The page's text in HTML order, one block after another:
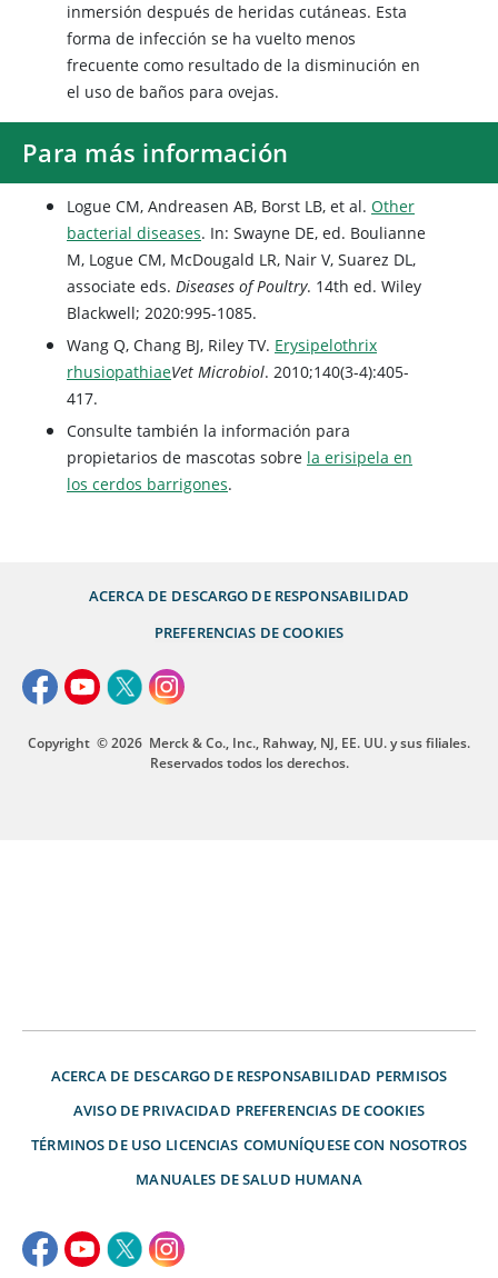
inmersión después de heridas cutáneas. Esta
forma de infección se ha vuelto menos
frecuente como resultado de la disminución en
el uso de baños para ovejas.
Para más información
Logue CM, Andreasen AB, Borst LB, et al. Other
bacterial diseases. In: Swayne DE, ed. Boulianne
M, Logue CM, McDougald LR, Nair V, Suarez DL,
associate eds. Diseases of Poultry. 14th ed. Wiley
Blackwell; 2020:995-1085.
Wang Q, Chang BJ, Riley TV. Erysipelothrix
rhusiopathiaeVet Microbiol. 2010;140(3-4):405-
417.
Consulte también la información para
propietarios de mascotas sobre la erisipela en
los cerdos barrigones.
ACERCA DE DESCARGO DE RESPONSABILIDAD
PREFERENCIAS DE COOKIES
Copyright © 2026 Merck & Co., Inc., Rahway, NJ, EE. UU. y sus filiales.
Reservados todos los derechos.
ACERCA DE DESCARGO DE RESPONSABILIDAD PERMISOS
AVISO DE PRIVACIDAD PREFERENCIAS DE COOKIES
TÉRMINOS DE USO LICENCIAS COMUNÍQUESE CON NOSOTROS
MANUALES DE SALUD HUMANA